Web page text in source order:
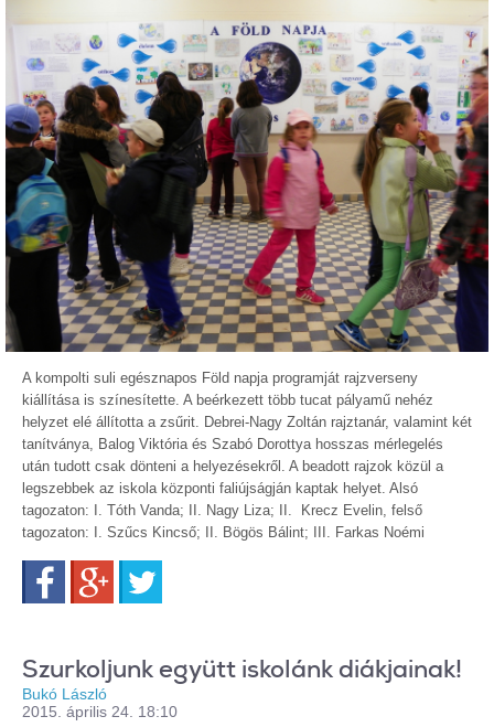
A kompolti suli egésznapos Föld napja programját rajzverseny
kiállítása is színesítette. A beérkezett több tucat pályamű nehéz
helyzet elé állította a zsűrit. Debrei-Nagy Zoltán rajztanár, valamint két
tanítványa, Balog Viktória és Szabó Dorottya hosszas mérlegelés
után tudott csak dönteni a helyezésekről. A beadott rajzok közül a
legszebbek az iskola központi faliújságján kaptak helyet. Alsó
tagozaton: I. Tóth Vanda; II. Nagy Liza; II. Krecz Evelin, felső
tagozaton: I. Szűcs Kincső; II. Bögös Bálint; III. Farkas Noémi
FacebookGoogle+
Szurkoljunk együtt iskolánk diákjainak!
Bukó László
2015. április 24. 18:10